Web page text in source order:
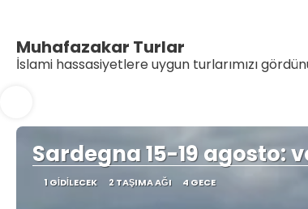
Muhafazakar Turlar
İslami hassasiyetlere uygun turlarımızı
Sardegna 15-19 agosto:
1 GIDILECEK 2 TAŞIMA AĞI 4 GECE